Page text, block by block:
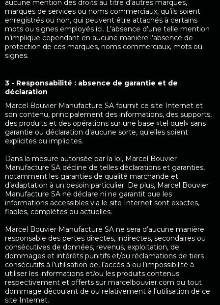
aucune mention des droits au titre d’autres marques,
marques de services ou noms commerciaux, qu’ils soient
enregistrés ou non, qui peuvent être attachés à certains
mots ou signes employés ici. L’absence d’une telle mention
n’implique cependant en aucune manière l’absence de
protection de ces marques, noms commerciaux, mots ou
signes.
3 - Responsabilité : absence de garantie et de
déclaration
Marcel Bouvier Manufacture SA fournit ce site Internet et
son contenu, principalement des informations, des supports,
des produits et des opérations sur une base «tel quel» sans
garantie ou déclaration d'aucune sorte, qu'elles soient
explicites ou implicites.
Dans la mesure autorisée par la loi, Marcel Bouvier
Manufacture SA décline de telles déclarations et garanties,
notamment les garanties de qualité marchande et
d’adaptation à un besoin particulier. De plus, Marcel Bouvier
Manufacture SA ne déclare ni ne garantit que les
informations accessibles via le site Internet sont exactes,
fiables, complètes ou actuelles.
Marcel Bouvier Manufacture SA ne sera d’aucune manière
responsable des pertes directes, indirectes, secondaires ou
consécutives de données, revenus, exploitation, de
dommages et intérêts punitifs et/ou réclamations de tiers
consécutifs à l’utilisation de, l’accès à ou l’impossibilité à
utiliser les informations et/ou les produits contenus
respectivement et offerts sur marcelbouvier.com ou tout
dommage découlant de ou relativement à l’utilisation de ce
site Internet.